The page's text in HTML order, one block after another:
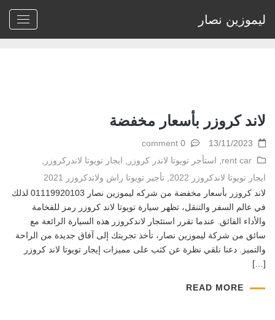
ليموزين نصار
Home
> Archive by tag خدمة إيجار لاند كروزر مع السائق"
لاند كروزر بأسعار مخفضة
13/11/2023
rent car
استأجر تويوتا لاندر كروزر ايجار تويوتا لاندركروزر
ايجار تويوتا لاندكروزر 2022
تأجير تويوتا راش ولاندكروزر 2021
0 comment
لاند كروزر بأسعار مخفضة من شركه ليموزين نصار 01119920103 لذلك
في عالم السفر والتنقل، تظهر سيارة تويوتا لاند كروزر رمز للفخامة
والأداء الفائق. عندما تقرر استئجار لاندكروزر هذه السيارة الرائعة مع
سائق من شركة ليموزين نصار، تأخذ تجربتك إلى آفاق جديدة من الراحة
والتميز. دعنا نلقي نظرة عن كثب على مميزات إيجار تويوتا لاند كروزر
[…]
READ MORE